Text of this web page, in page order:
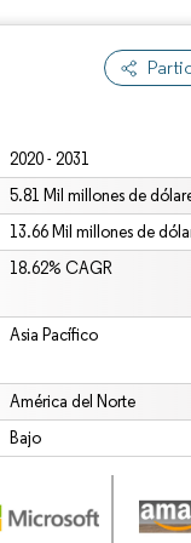
2020 - 2031
5.81 Mil millones de
13.66 Mil millones de
18.62% CAGR
Asia Pacífico
América del Norte
Bajo
atribución según CC